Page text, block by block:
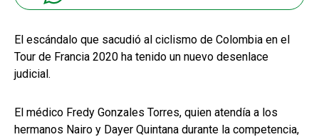
El escándalo que sacudió al ciclismo de Colombia en el
Tour de Francia 2020 ha tenido un nuevo desenlace
judicial.
El médico Fredy Gonzales Torres, quien atendía a los
hermanos Nairo y Dayer Quintana durante la competencia,